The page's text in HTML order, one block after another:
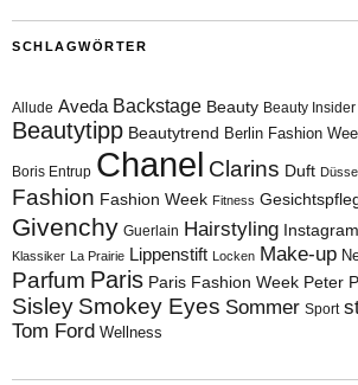
SCHLAGWÖRTER
Allude Aveda Backstage Beauty Beauty Insider
Beautytipp Beautytrend Berlin Fashion
Boris Entrup Chanel Clarins Duft
Fashion Fashion Week Fitness
Givenchy Guerlain Hairstyling Instagram
Klassiker La Prairie Lippenstift Locken Make-up
Parfum Paris Paris Fashion Week Peter
Sisley Smokey Eyes Sommer Sport
Tom Ford Wellness